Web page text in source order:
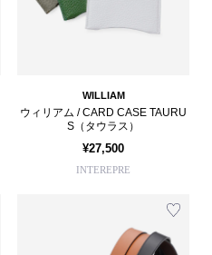
WILLIAM
ウィリアム / CARD CASE TAURU
S（タウラス）
¥27,500
INTEREPRE